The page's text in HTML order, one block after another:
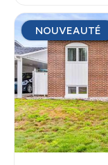
NOUVEAUTÉ